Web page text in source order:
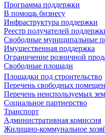
Программа поддержки
В помощь бизнесу
Инфраструктура поддержки
Реестр получателей
Свободные муниципальные
Имущественная поддержка
Ограничение розничной
Свободные площади
Площадки под строительство
Перечень свободных
Перечень неиспользуемых
Социальное партнерство
Транспорт
Административная комиссия
Жилищно-коммунальное